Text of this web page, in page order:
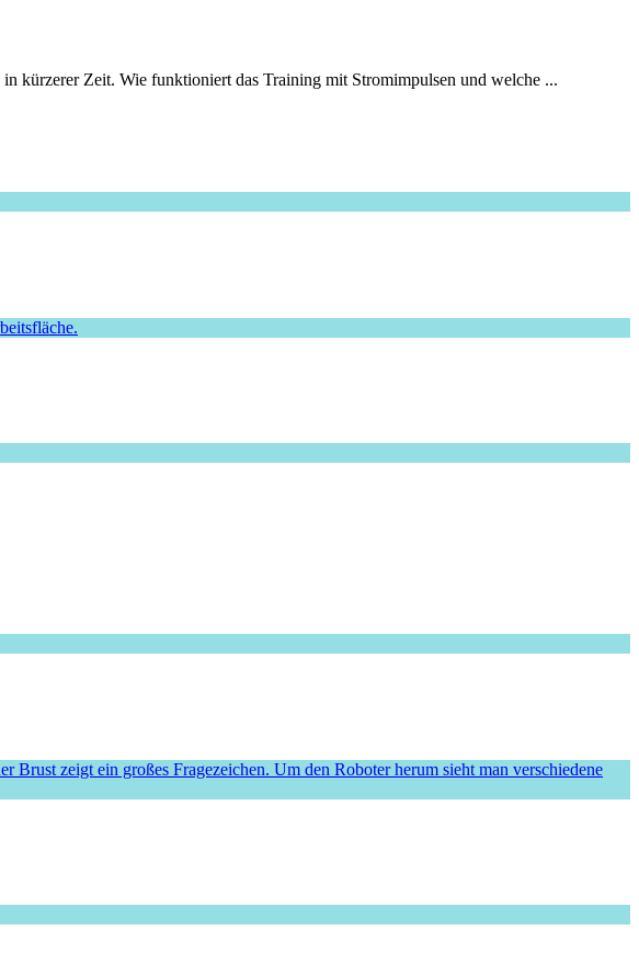
kürzerer Zeit. Wie funktioniert das Training mit Stromimpulsen und welche ...